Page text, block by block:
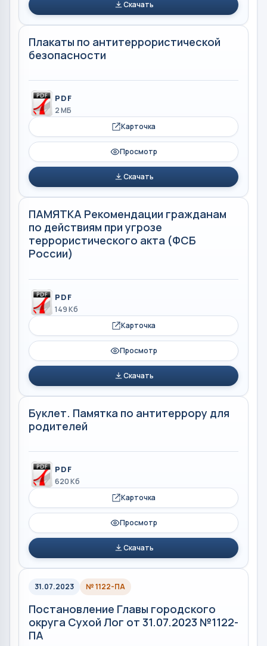
Скачать
Плакаты по антитеррористической
безопасности
PDF
2 МБ
Карточка
Просмотр
Скачать
ПАМЯТКА Рекомендации гражданам
по действиям при угрозе
террористического акта (ФСБ
России)
PDF
149 Кб
Карточка
Просмотр
Скачать
Буклет. Памятка по антитеррору для
родителей
PDF
620 Кб
Карточка
Просмотр
Скачать
31.07.2023 № 1122-ПА
Постановление Главы городского
округа Сухой Лог от 31.07.2023 №1122-
ПА